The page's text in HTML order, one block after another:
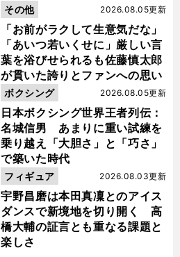
「お前がラクして生意気だな」
「あいつ若いくせに」厳しい言
葉を浴びせられるも佐藤慎太郎
が貫いた誇りとファンへの思い
2026.08.05更新
その他
日本ボクシング世界王者列伝：
名城信男 あまりに重い試練を
乗り越え「大胆さ」と「巧さ」
で築いた時代
2026.08.05更新
ボクシング
宇野昌磨は本田真凜とのアイス
ダンスで新境地を切り開く 高
橋大輔の証言とも重なる課題と
楽しさ
2026.08.03更新
フィギュア